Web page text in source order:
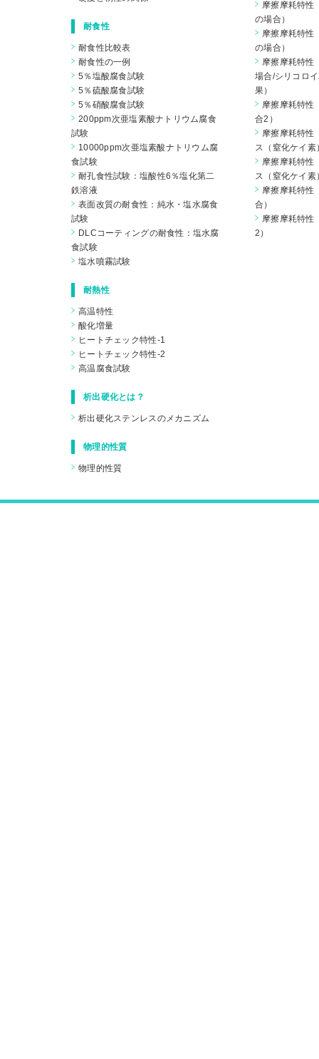
耐食性
耐食性比較表
耐食性の一例
5％塩酸腐食試験
5％硫酸腐食試験
5％硝酸腐食試験
200ppm次亜塩素酸ナトリウム腐食
試験
10000ppm次亜塩素酸ナトリウム腐
食試験
耐孔食性試験：塩酸性6％塩化第二
鉄溶液
表面改質の耐食性：純水・塩水腐食
試験
DLCコーティングの耐食性：塩水腐
食試験
塩水噴霧試験
耐熱性
高温特性
酸化増量
ヒートチェック特性-1
ヒートチェック特性-2
高温腐食試験
析出硬化とは？
析出硬化ステンレスのメカニズム
物理的性質
物理的性質
摩擦摩耗特性
の場合）
摩擦摩耗特性
の場合）
摩擦摩耗特性
場合/シリコロ
果）
摩擦摩耗特性
合2）
摩擦摩耗特性
ス（窒化ケイ素
摩擦摩耗特性
ス（窒化ケイ
摩擦摩耗特性
合）
摩擦摩耗特性
2）